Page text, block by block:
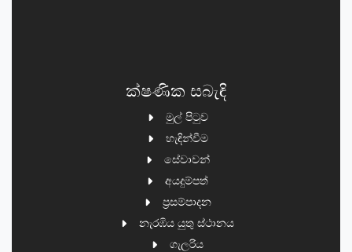
ක්ෂණික සබැඳි
මුල් පිටුව
හැඳින්වීම
සේවාවන්
අයදුම්පත්
ප්‍රසම්පාදන
නැරඹිය යුතු ස්ථානය
ගැලරිය